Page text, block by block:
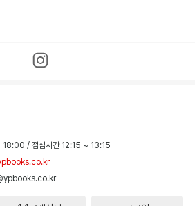
18:00 / 점심시간 12:15 ~ 13:15